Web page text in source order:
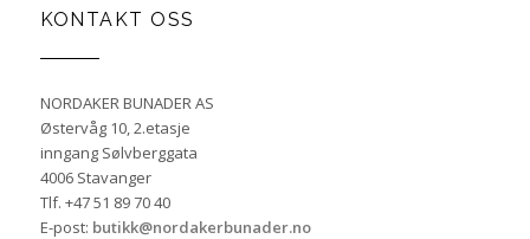
KONTAKT OSS
NORDAKER BUNADER AS
Østervåg 10, 2.etasje
inngang Sølvberggata
4006 Stavanger
Tlf. +47 51 89 70 40
E-post: butikk@nordakerbunader.no